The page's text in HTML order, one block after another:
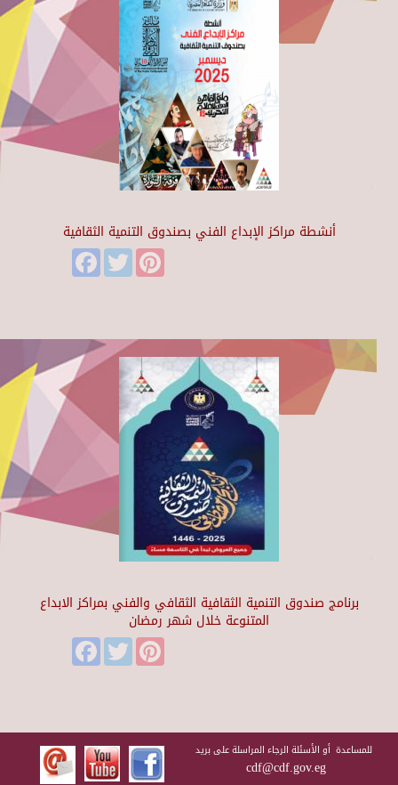
أنشطة مراكز الإبداع الفني بصندوق التنمية الثقافية
FacebookTwitter
برنامج صندوق التنمية الثقافية الثقافي والفني بمراكز الابداع
المتنوعة خلال شهر رمضان
FacebookTwitter
للمساعدة أو الأسئلة الرجاء المراسلة على بريد
cdf@cdf.gov.eg